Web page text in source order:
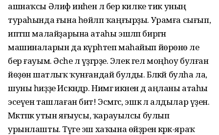
ашнаҡсы Әлифә инәһенә лә бер килке тик уның
тураһында ғына һөйләп ҡаңғырҙы. Урамға сығып,
иптәш малайҙарына атаһы эшләп биргән
машиналарын да күрһәтеп маһайып йөрөнө әле
бер ғауым. Әсәһе лә үҙгәрҙе. Элек гел моңһоу булған
йөҙөнә шатлыҡ ҡунғандай булды. Бәләкәй булһа ла,
шуны һиҙҙе Искәндәр. Нимәгә икәнен дә аңланы атаһы
эсеүен ташлаған бит! Эсмәгәс, эшкә лә алдылар үҙен.
Мәктәпкә утын яғыусы, ҡарауылсы булып
урынлашты. Тәүге эш хаҡына өйҙәренә кәрәк-яраҡ